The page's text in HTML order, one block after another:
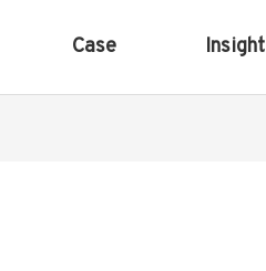
Case Insight